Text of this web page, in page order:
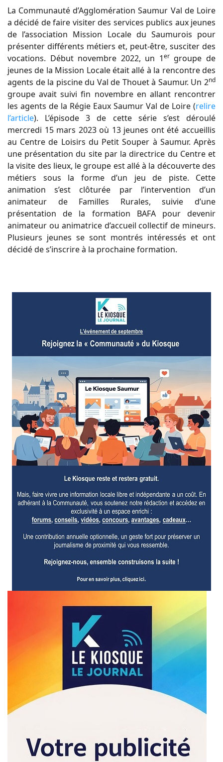
La Communauté d’Agglomération Saumur Val de Loire
a décidé de faire visiter des services publics aux jeunes
de l’association Mission Locale du Saumurois pour
présenter différents métiers et, peut-être, susciter des
vocations. Début novembre 2022, un 1ergroupe de
jeunes de la Mission Locale était allé à la rencontre des
agents de la piscine du Val de Thouet à Saumur. Un 2nd
groupe avait suivi fin novembre en allant rencontrer
les agents de la Régie Eaux Saumur Val de Loire (relire
l’article). L’épisode 3 de cette série s’est déroulé
mercredi 15 mars 2023 où 13 jeunes ont été accueillis
au Centre de Loisirs du Petit Souper à Saumur. Après
une présentation du site par la directrice du Centre et
la visite des lieux, le groupe est allé à la découverte des
métiers sous la forme d’un jeu de piste. Cette
animation s’est clôturée par l’intervention d’un
animateur de Familles Rurales, suivie d’une
présentation de la formation BAFA pour devenir
animateur ou animatrice d’accueil collectif de mineurs.
Plusieurs jeunes se sont montrés intéressés et ont
décidé de s’inscrire à la prochaine formation.